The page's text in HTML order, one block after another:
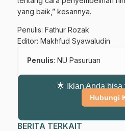
yang baik,” kesannya.
Penulis: Fathur Rozak
Editor: Makhfud Syawaludin
Penulis: NU Pasuruan
🌟 Iklan Anda bisa
Hubungi
BERITA TERKAIT